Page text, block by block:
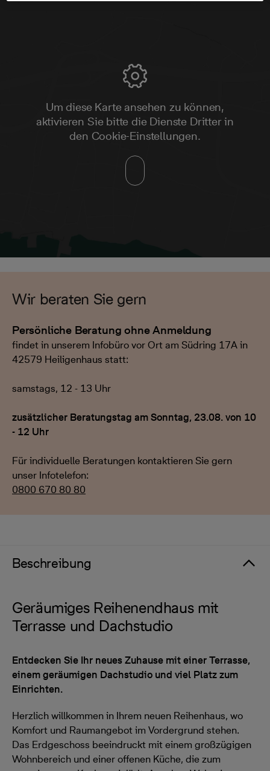
Um diese Karte ansehen zu können,
aktivieren Sie bitte die Dienste Dritter in
den Cookie-Einstellungen.
Wir beraten Sie gern
Persönliche Beratung ohne Anmeldung
findet in unserem Infobüro vor Ort am Südring 17A in
42579 Heiligenhaus statt:
samstags, 12 - 13 Uhr
zusätzlicher Beratungstag am Sonntag, 23.08. von 10
- 12 Uhr
Für individuelle Beratungen kontaktieren Sie gern
unser Infotelefon:
0800 670 80 80
Beschreibung
Geräumiges Reihenendhaus mit
Terrasse und Dachstudio
Entdecken Sie Ihr neues Zuhause mit einer Terrasse,
einem geräumigen Dachstudio und viel Platz zum
Einrichten.
Herzlich willkommen in Ihrem neuen Reihenhaus, wo
Komfort und Raumangebot im Vordergrund stehen.
Das Erdgeschoss beeindruckt mit einem großzügigen
Wohnbereich und einer offenen Küche, die zum